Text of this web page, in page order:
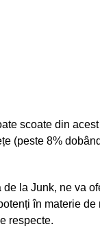
scoate din
(peste 8%
de la Junk, ne va
în materie
respecte.